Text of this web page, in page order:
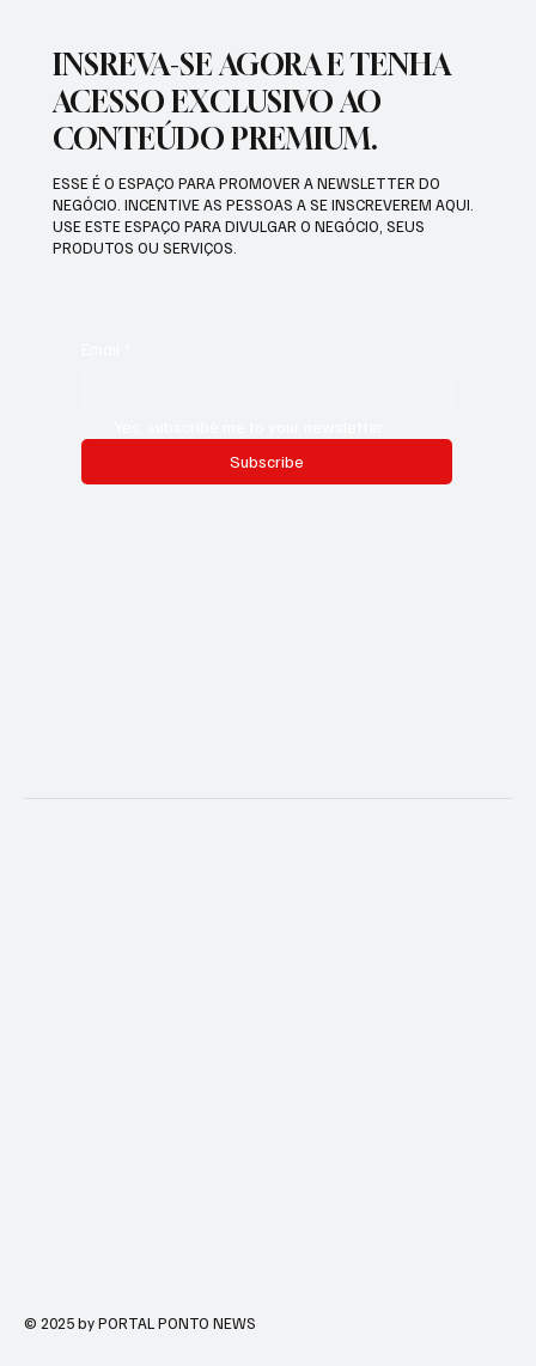
INSREVA-SE AGORA E TENHA
ACESSO EXCLUSIVO AO
CONTEÚDO PREMIUM.
ESSE É O ESPAÇO PARA PROMOVER A NEWSLETTER DO
NEGÓCIO. INCENTIVE AS PESSOAS A SE INSCREVEREM AQUI.
USE ESTE ESPAÇO PARA DIVULGAR O NEGÓCIO, SEUS
PRODUTOS OU SERVIÇOS.
Subscribe
© 2025 by PORTAL PONTO NEWS